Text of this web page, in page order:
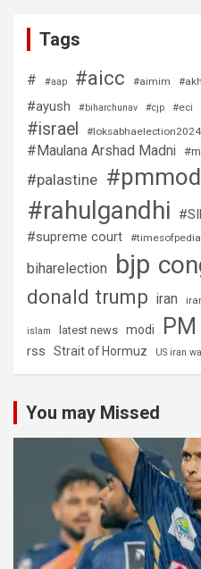
Tags
# #aap #aicc #aimim
#ayush #biharchunav #cjp #eci
#israel #loksabhaelection2024
#Maulana Arshad Madni
#palastine
#rahulgandhi
#supreme court
#timesofpedia
biharelection bjp
donald trump iran
islam latest news modi PM
rss Strait of Hormuz US iran
You may Missed